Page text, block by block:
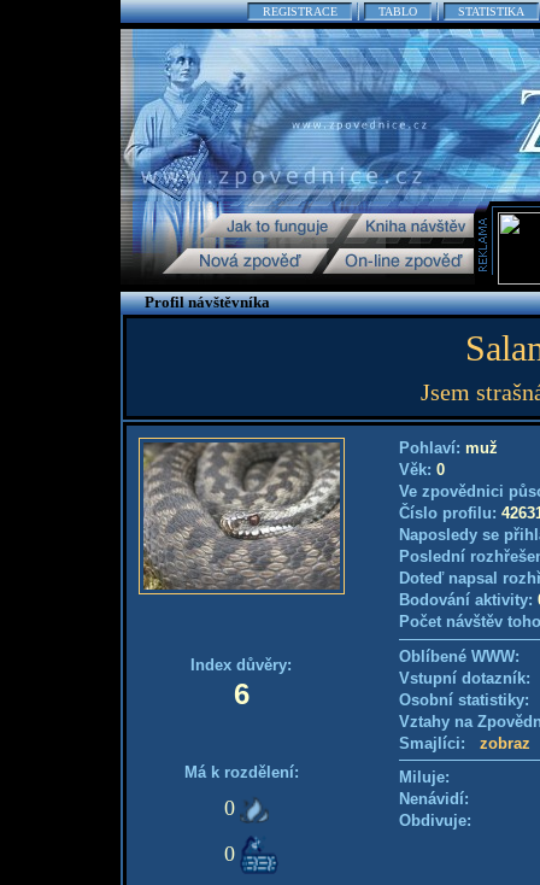
REGISTRACE TABLO STATISTIKA
Profil návštěvníka
Jsem
Index důvěry:
6
Má k rozdělení:
0
0
Pohlaví: muž
Věk: 0
Ve zpovědnici
Číslo profilu:
Naposledy se
Poslední
Doteď napsal
Bodování aktivity:
Počet návštěv
Oblíbené WWW:
Vstupní
Osobní
Vztahy na
Smajlíci: zobraz
Miluje:
Nenávidí:
Obdivuje: